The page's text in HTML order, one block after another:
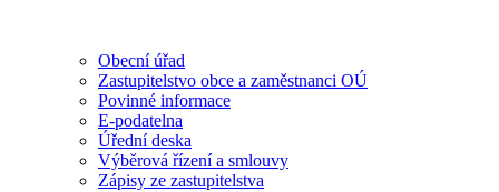
Obecní úřad
Zastupitelstvo obce a zaměstnanci OÚ
Povinné informace
E-podatelna
Úřední deska
Výběrová řízení a smlouvy
Zápisy ze zastupitelstva